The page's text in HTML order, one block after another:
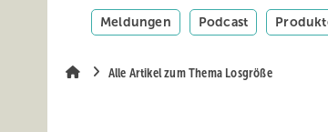
Meldungen Podcast
Alle Artikel zum Thema Losgröße